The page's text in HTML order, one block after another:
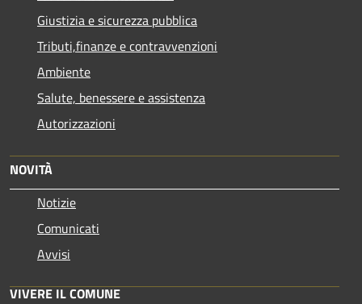
Giustizia e sicurezza pubblica
Tributi,finanze e contravvenzioni
Ambiente
Salute, benessere e assistenza
Autorizzazioni
NOVITÀ
Notizie
Comunicati
Avvisi
VIVERE IL COMUNE